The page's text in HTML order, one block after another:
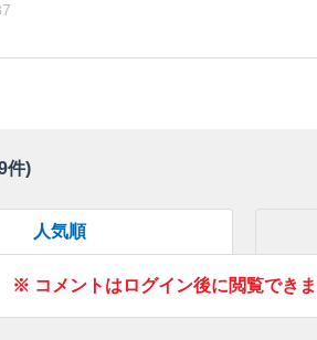
件)
人気順
※ コメントはログイン後に閲覧できま